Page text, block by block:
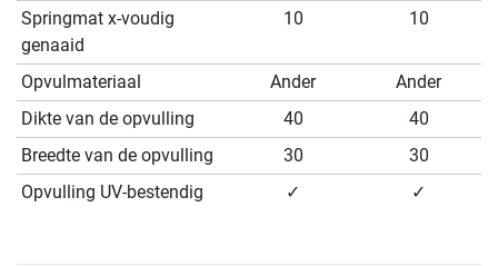
Springmat x-voudig
genaaid
10 10
Opvulmateriaal Ander
Ander
Dikte van de opvulling
40
40
Breedte van de opvulling
30
30
Opvulling UV-bestendig
✓ ✓